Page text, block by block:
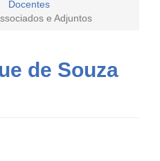
Docentes
e Adjuntos
de Souza